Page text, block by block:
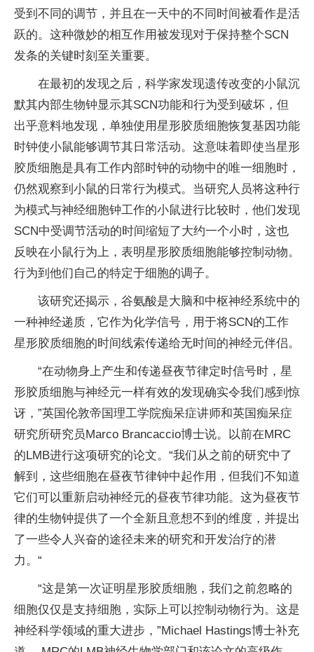
受到不同的调节，并且在一天中的不同时间被看作是活
跃的。这种微妙的相互作用被发现对于保持整个SCN
发条的关键时刻至关重要。
在最初的发现之后，科学家发现遗传改变的小鼠沉
默其内部生物钟显示其SCN功能和行为受到破坏，但
出乎意料地发现，单独使用星形胶质细胞恢复基因功能
时钟使小鼠能够调节其日常活动。这意味着即使当星形
胶质细胞是具有工作内部时钟的动物中的唯一细胞时，
仍然观察到小鼠的日常行为模式。当研究人员将这种行
为模式与神经细胞钟工作的小鼠进行比较时，他们发现
SCN中受调节活动的时间缩短了大约一个小时，这也
反映在小鼠行为上，表明星形胶质细胞能够控制动物。
行为到他们自己的特定于细胞的调子。
该研究还揭示，谷氨酸是大脑和中枢神经系统中的
一种神经递质，它作为化学信号，用于将SCN的工作
星形胶质细胞的时间线索传递给无时间的神经元伴侣。
“在动物身上产生和传递昼夜节律定时信号时，星
形胶质细胞与神经元一样有效的发现确实令我们感到惊
讶，”英国伦敦帝国理工学院痴呆症讲师和英国痴呆症
研究所研究员Marco Brancaccio博士说。以前在MRC
的LMB进行这项研究的论文。“我们从之前的研究中了
解到，这些细胞在昼夜节律钟中起作用，但我们不知道
它们可以重新启动神经元的昼夜节律功能。这为昼夜节
律的生物钟提供了一个全新且意想不到的维度，并提出
了一些令人兴奋的途径未来的研究和开发治疗的潜
力。“
“这是第一次证明星形胶质细胞，我们之前忽略的
细胞仅仅是支持细胞，实际上可以控制动物行为。这是
神经科学领域的重大进步，”Michael Hastings博士补充